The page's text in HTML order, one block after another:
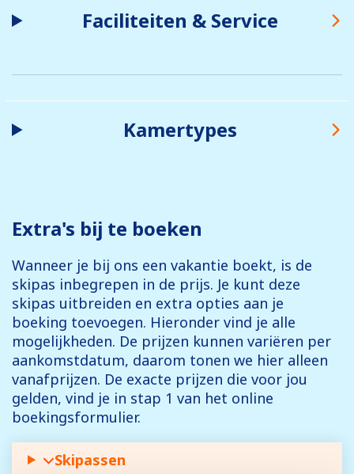
Faciliteiten & Service
Kamertypes
Extra's bij te boeken
Wanneer je bij ons een vakantie boekt, is de
skipas inbegrepen in de prijs. Je kunt deze
skipas uitbreiden en extra opties aan je
boeking toevoegen. Hieronder vind je alle
mogelijkheden. De prijzen kunnen variëren per
aankomstdatum, daarom tonen we hier alleen
vanafprijzen. De exacte prijzen die voor jou
gelden, vind je in stap 1 van het online
boekingsformulier.
Skipassen